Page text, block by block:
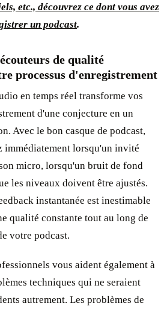
etc., découvrez ce dont vous avez
un podcast.
de qualité
processus d'enregistrement
en temps réel transforme vos
d'une conjecture en un
Avec le bon casque de podcast,
immédiatement lorsqu'un invité
micro, lorsqu'un bruit de fond
les niveaux doivent être ajustés.
instantanée est inestimable
qualité constante tout au long de
votre podcast.
vous aident également à
techniques qui ne seraient
autrement. Les problèmes de